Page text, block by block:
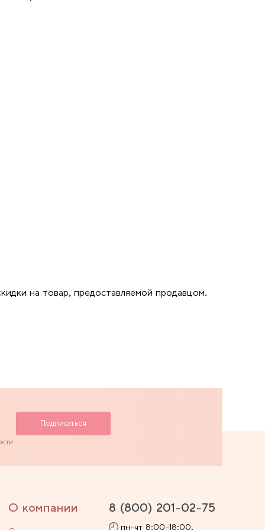
на товар, предоставляемой продавцом.
О компании 8 (800) 201-02-75
пн-чт 8:00-18:00,